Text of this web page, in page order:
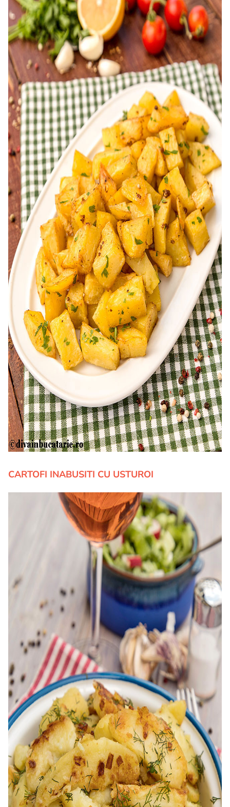
CARTOFI INABUSITI CU USTUROI